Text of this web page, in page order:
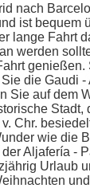
nach
ist bequem
lange Fahrt
werden
die Gaudi -
Sie auf dem
Stadt,
Chr.
wie die
Aljafería -
Urlaub